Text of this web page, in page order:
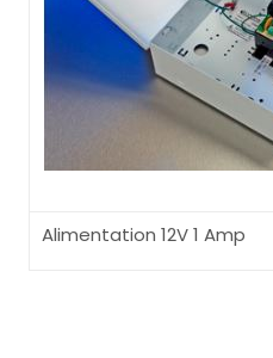
Alimentation 12V 1 Amp